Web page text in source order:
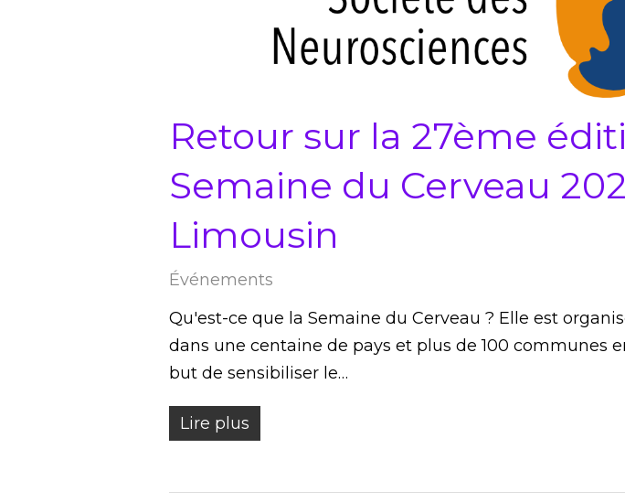
Retour sur la 27ème
Semaine du Cerveau
Limousin
Événements
Qu'est-ce que la Semaine du Cerveau ? Elle est
dans une centaine de pays et plus de 100 communes
but de sensibiliser le…
Lire plus